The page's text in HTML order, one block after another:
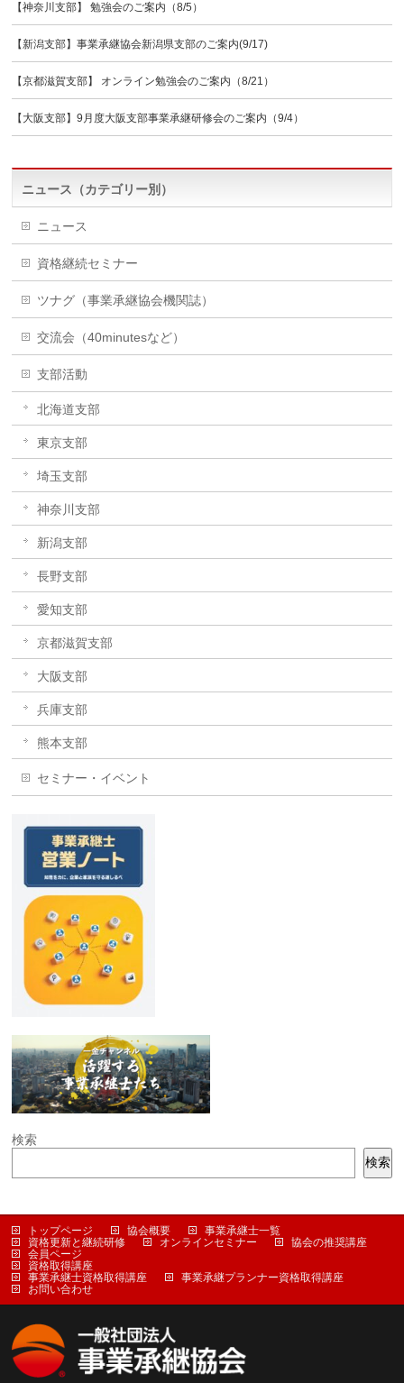
【神奈川支部】 勉強会のご案内（8/5）
【新潟支部】事業承継協会新潟県支部のご案内(9/17)
【京都滋賀支部】 オンライン勉強会のご案内（8/21）
【大阪支部】9月度大阪支部事業承継研修会のご案内（9/4）
ニュース（カテゴリー別）
ニュース
資格継続セミナー
ツナグ（事業承継協会機関誌）
交流会（40minutesなど）
支部活動
北海道支部
東京支部
埼玉支部
神奈川支部
新潟支部
長野支部
愛知支部
京都滋賀支部
大阪支部
兵庫支部
熊本支部
セミナー・イベント
検索
検索
トップページ 協会概要
事業承継士一覧
資格更新と継続研修
オンラインセミナー
協会の推奨講座
会員ページ
資格取得講座
事業承継士資格取得講座
事業承継プランナー資格取得講座
お問い合わせ